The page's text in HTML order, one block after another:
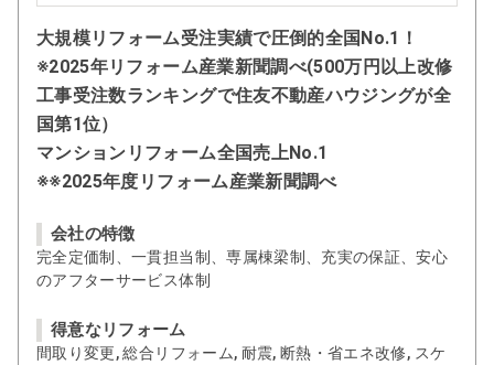
大規模リフォーム受注実績で圧倒的全国No.1！
※2025年リフォーム産業新聞調べ(500万円以上改修
工事受注数ランキングで住友不動産ハウジングが全
国第1位）
マンションリフォーム全国売上No.1
※※2025年度リフォーム産業新聞調べ
会社の特徴
完全定価制、一貫担当制、専属棟梁制、充実の保証、安心
のアフターサービス体制
得意なリフォーム
間取り変更, 総合リフォーム, 耐震, 断熱・省エネ改修, スケ